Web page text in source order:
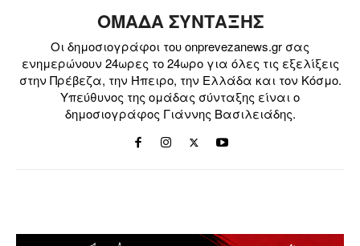
ΟΜΑΔΑ ΣΥΝΤΑΞΗΣ
Οι δημοσιογράφοι του onprevezanews.gr σας
ενημερώνουν 24ωρες το 24ωρο για όλες τις εξελίξεις
στην Πρέβεζα, την Ήπειρο, την Ελλάδα και τον Κόσμο.
Υπεύθυνος της ομάδας σύνταξης είναι ο
δημοσιογράφος Γιάννης Βασιλειάδης.